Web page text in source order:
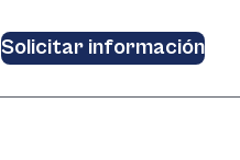
Solicitar información